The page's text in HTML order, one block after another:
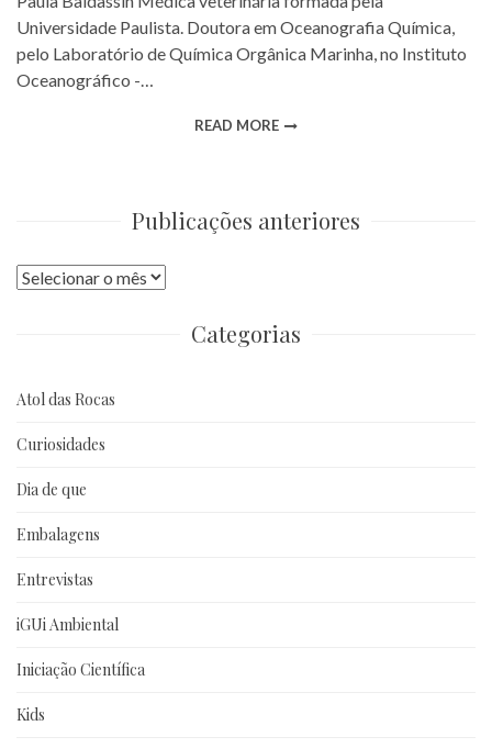
Universidade Paulista. Doutora em Oceanografia Química,
pelo Laboratório de Química Orgânica Marinha, no Instituto
Oceanográfico -…
READ MORE
Publicações anteriores
Publicações
Categorias
Atol das Rocas
Curiosidades
Dia de que
Embalagens
Entrevistas
iGUi Ambiental
Iniciação Científica
Kids